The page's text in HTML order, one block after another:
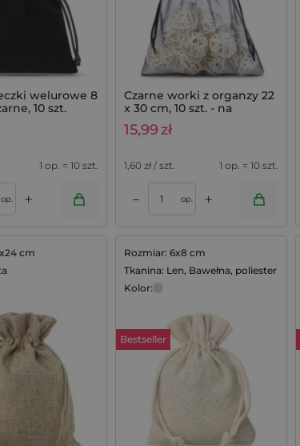
welurowe 8
10 szt.
1 op. = 10 szt.
op. +
Czarne worki z organzy 22
x 30 cm, 10 szt. - na
prezenty i do ochrony
roślin
15,99zł
1,60 zł / szt. 1 op. = 10 szt.
– op. +
Dodaj do koszyka
cm
Rozmiar: 6x8 cm
Tkanina: Len, Bawełna, poliester
Kolor:
Bestseller